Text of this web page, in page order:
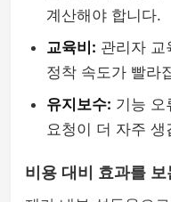
계산해야 합니다.
교육비: 관리자 교
정착 속도가 빨라
유지보수: 기능 오
요청이 더 자주 생
비용 대비 효과를